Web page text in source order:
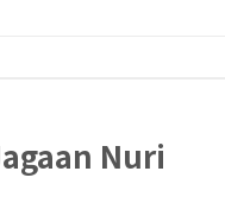
Nuri